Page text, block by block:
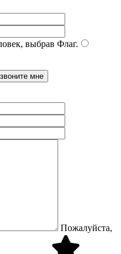
выбрав Флаг.
Пожалуйста,